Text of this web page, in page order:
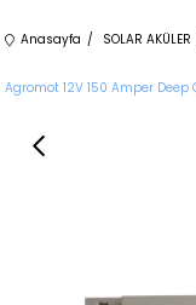
Anasayfa SOLAR AKÜLER
Agromot 12V 150 Amper